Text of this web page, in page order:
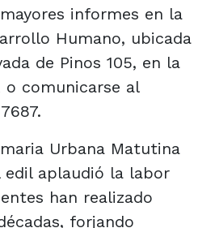
informes en la
Humano, ubicada
de Pinos 105, en la
o comunicarse al
Urbana Matutina
edil aplaudió la labor
han realizado
forjando